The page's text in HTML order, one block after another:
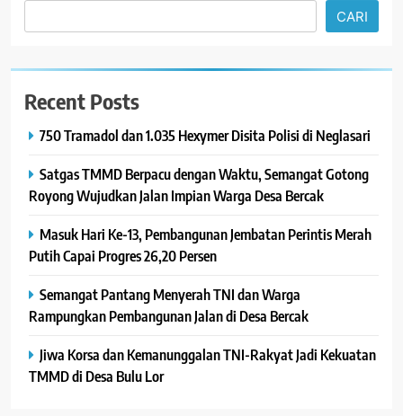
CARI
Recent Posts
750 Tramadol dan 1.035 Hexymer Disita Polisi di Neglasari
Satgas TMMD Berpacu dengan Waktu, Semangat Gotong
Royong Wujudkan Jalan Impian Warga Desa Bercak
Masuk Hari Ke-13, Pembangunan Jembatan Perintis Merah
Putih Capai Progres 26,20 Persen
Semangat Pantang Menyerah TNI dan Warga
Rampungkan Pembangunan Jalan di Desa Bercak
Jiwa Korsa dan Kemanunggalan TNI-Rakyat Jadi Kekuatan
TMMD di Desa Bulu Lor